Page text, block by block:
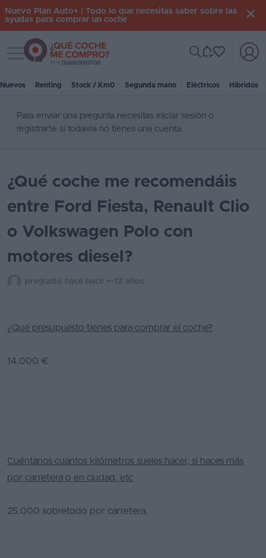
Iniciar
Inicio
Renting
Suscripción
Stock
0
Segunda
Eléctricos
Guías
compra
Nuevo Plan Auto+ | Todo lo que necesitas saber sobre las
ayudas para comprar un coche
Toggle navigation
Nuevos Renting Stock / Km0 Segunda mano Eléctricos Híbridos
Para enviar una pregunta necesitas iniciar sesión o
registrarte si todavía no tienes una cuenta.
¿Qué coche me recomendáis
entre Ford Fiesta, Renault Clio
o Volkswagen Polo con
motores diesel?
preguntó hace hace +-12 años
¿Qué presupuesto tienes para comprar el coche?
14.000 €
Cuéntanos cuantos kilómetros sueles hacer, si haces más
por carretera o en ciudad, etc
25.000 sobretodo por carretera.